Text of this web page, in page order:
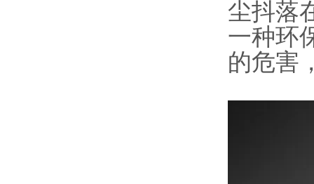
尘抖落
一种环
的危害